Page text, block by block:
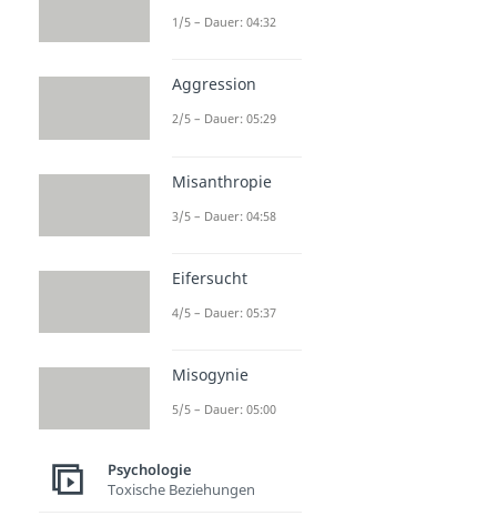
1/5 – Dauer: 04:32
Aggression
2/5 – Dauer: 05:29
Misanthropie
3/5 – Dauer: 04:58
Eifersucht
4/5 – Dauer: 05:37
Misogynie
5/5 – Dauer: 05:00
Psychologie
Toxische Beziehungen